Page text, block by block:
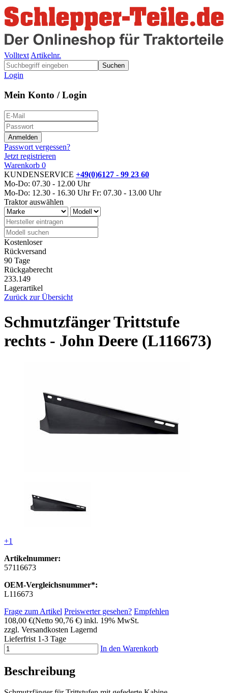
Volltext Artikelnr.
Suchen
Login
Mein Konto / Login
Passwort vergessen?
Jetzt registrieren
Warenkorb 0
KUNDENSERVICE +49(0)6127 - 99 23 60
Mo-Do: 07.30 - 12.00 Uhr
Mo-Do: 12.30 - 16.30 Uhr Fr: 07.30 - 13.00 Uhr
Traktor auswählen
Kostenloser
Rückversand
90 Tage
Rückgaberecht
233.149
Lagerartikel
Zurück zur Übersicht
Schmutzfänger Trittstufe
rechts - John Deere (L116673)
+1
Artikelnummer:
57116673
OEM-Vergleichsnummer*:
L116673
Frage zum Artikel Preiswerter gesehen? Empfehlen
108,00 €(Netto 90,76 €) inkl. 19% MwSt.
zzgl. Versandkosten Lagernd
Lieferfrist 1-3 Tage
In den Warenkorb
Beschreibung